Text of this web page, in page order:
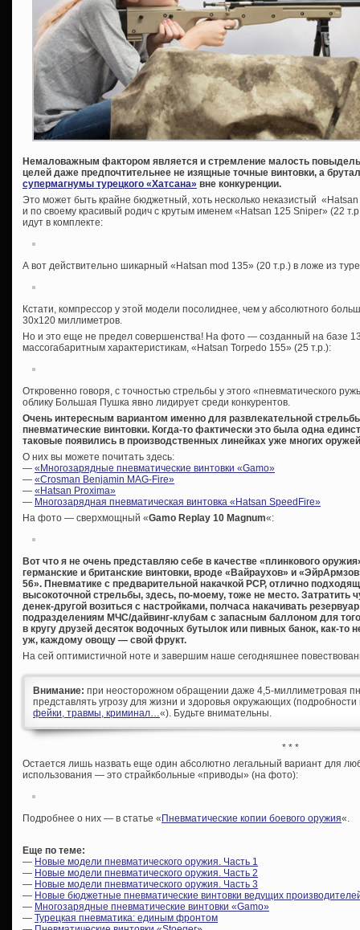
Немаловажным фактором является и стремление малость
целей даже предпочтительнее не изящные точные винтовки, а
супермагнумы турецкого «Хатсана» вне конкуренции.
Это может быть крайне бюджетный, хоть несколько неказистый
и по своему красивый родич с крутым именем «Hatsan 125 Sniper» (22
идут в комплекте:
А вот действительно шикарный «Hatsan mod 135» (20 т.р.) в ложе из
Кстати, компрессор у этой модели посолиднее, чем у абсолютного
30х120 миллиметров.
Но и это еще не предел совершенства! На фото — созданный на базе
массогабаритным характеристикам, «Hatsan Torpedo 155» (25 т.р.):
Откровенно говоря, с точностью стрельбы у этого «пневматического
облику Большая Пушка явно лидирует среди конкурентов.
Очень интересным вариантом именно для развлекательной
пневматические винтовки. Когда-то фактически это была одна
таковые появились в производственных линейках уже многих
О них вы можете почитать здесь:
— «Многозарядные пневматические винтовки «Gamo»
— «Crosman Benjamin MAG-Fire»
— «Hatsan Proxima»
— Многозарядная пневматическая винтовка «Hatsan SpeedFire»
На фото — сверхмощный «Gamo Replay 10 Magnum«:
Вот что я не очень представляю себе в качестве «плинкового
германские и британские винтовки, вроде «Вайраухов» и
56». Пневматике с предварительной накачкой PCP, отлично
высокоточной стрельбы, здесь, по-моему, тоже не место. Затратить
денек-другой возиться с настройками, полчаса накачивать
подразделениям МЧС/дайвинг-клубам с запасным баллоном для
в кругу друзей десяток водочных бутылок или пивных банок, как-то
уж, каждому овощу — свой фрукт.
На сей оптимистичной ноте и завершим наше сегодняшнее
Внимание: при неосторожном обращении даже 4,5-миллиметровая
представлять угрозу для жизни и здоровья окружающих (подробности
фейки, травмы, криминал…«). Будьте внимательны.
* * *
Остается лишь назвать еще один абсолютно легальный вариант для
использования — это страйкбольные «приводы» (на фото):
Подробнее о них — в статье « Пневматические копии боевого оружия«.
Еще по теме:
— Новые модели пневматического оружия. Часть 1
— Новые модели пневматического оружия. Часть 2
— Новые модели пневматического оружия. Часть 3
— Новые бюджетные пневматические винтовки ведущих
— Многозарядные пневматические винтовки «Gamo»
— Турецкая пневматика: единым фронтом